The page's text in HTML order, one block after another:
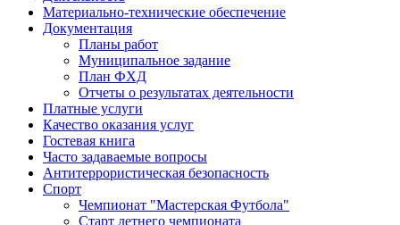
Материально-технические обеспечение
Документация
Планы работ
Муниципальное задание
План ФХД
Отчеты о результатах деятельности
Платные услуги
Качество оказания услуг
Гостевая книга
Часто задаваемые вопросы
Антитеррористическая безопасность
Спорт
Чемпионат "Мастерская Футбола"
Старт летнего чемпионата